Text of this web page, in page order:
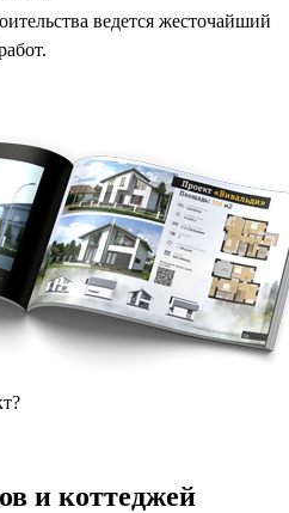
ведется жесточайший
и коттеджей